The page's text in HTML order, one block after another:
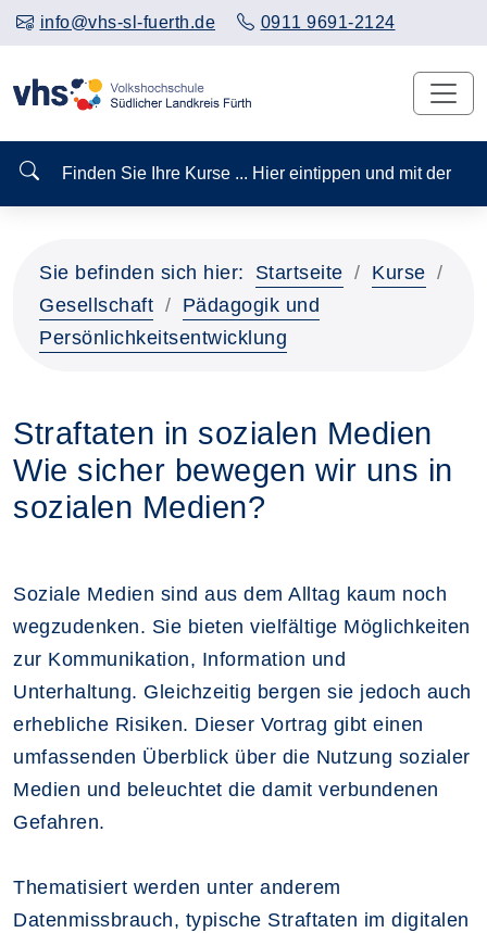
info@vhs-sl-fuerth.de 0911 9691-2124
Finden Sie Ihre Kurse ... Hier eintippen und mit
Sie befinden sich hier: Startseite
Kurse
Gesellschaft
Pädagogik und
Persönlichkeitsentwicklung
Straftaten in sozialen Medien
Wie sicher bewegen wir uns in
sozialen Medien?
Soziale Medien sind aus dem Alltag kaum noch
wegzudenken. Sie bieten vielfältige Möglichkeiten
zur Kommunikation, Information und
Unterhaltung. Gleichzeitig bergen sie jedoch auch
erhebliche Risiken. Dieser Vortrag gibt einen
umfassenden Überblick über die Nutzung sozialer
Medien und beleuchtet die damit verbundenen
Gefahren.
Thematisiert werden unter anderem
Datenmissbrauch, typische Straftaten im digitalen